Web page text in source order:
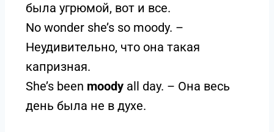
была угрюмой, вот и все.
No wonder she’s so moody. –
Неудивительно, что она такая
капризная.
She’s been moody all day. – Она весь
день была не в духе.